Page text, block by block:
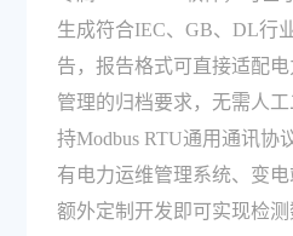
生成符合IEC、GB、DL行
告，报告格式可直接适配
管理的归档要求，无需人
持Modbus RTU通用通讯协
有电力运维管理系统、变
额外定制开发即可实现检